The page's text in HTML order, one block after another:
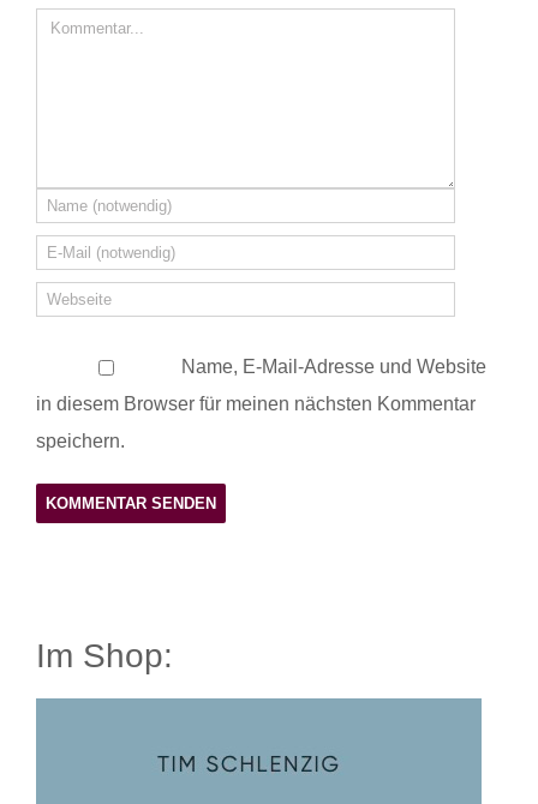
Name, E-Mail-Adresse und Website
in diesem Browser für meinen nächsten Kommentar
speichern.
Im Shop: